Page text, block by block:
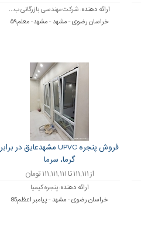
ارائه دهنده: شرکت مهندسی بازرگانی ب...
خراسان رضوی - مشهد - مشهد- معلم۵۹
فروش پنجره UPVC مشهدعایق در برابر
گرما، سرما
از ۱۱۱,۱۱۱ تا ۱۱۱,۱۱۱,۱۱۱ تومان
ارائه دهنده:پنجره کیمیا
خراسان رضوی - مشهد - پیامبر اعظم85